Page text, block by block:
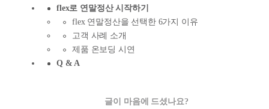
flex로 연말정산 시작하기
flex 연말정산을 선택한 6가지 이유
고객 사례 소개
제품 온보딩 시연
Q & A
글이 마음에 드셨나요?